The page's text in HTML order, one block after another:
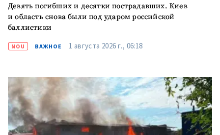
Девять погибших и десятки пострадавших. Киев
и область снова были под ударом российской
баллистики
NOU ВАЖНОЕ 1 августа 2026 г., 06:18